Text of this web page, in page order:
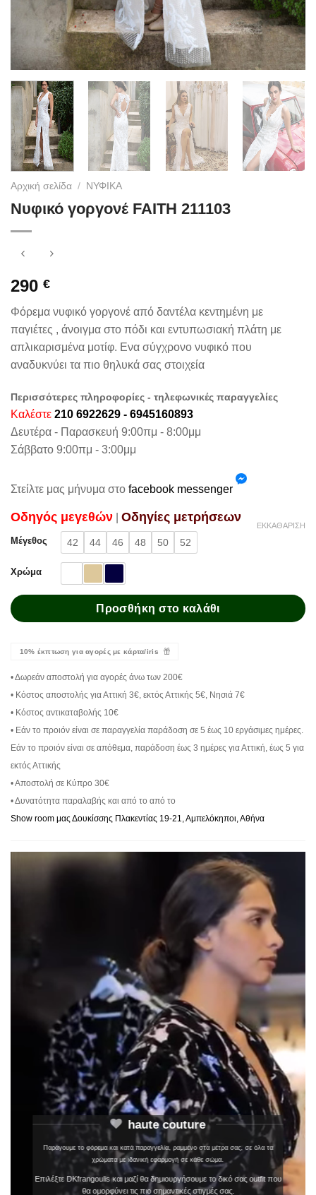
Αρχική σελίδα / ΝΥΦΙΚΑ
Νυφικό γοργονέ FAITH 211103
290 €
Φόρεμα νυφικό γοργονέ από δαντέλα κεντημένη με
παγιέτες , άνοιγμα στο πόδι και εντυπωσιακή πλάτη με
απλικαρισμένα μοτίφ. Ενα σύγχρονο νυφικό που
αναδυκνύει τα πιο θηλυκά σας στοιχεία
Περισσότερες πληροφορίες - τηλεφωνικές παραγγελίες
Καλέστε 210 6922629 - 6945160893
Δευτέρα - Παρασκευή 9:00πμ - 8:00μμ
Σάββατο 9:00πμ - 3:00μμ
Στείλτε μας μήνυμα στο facebook messenger
Oδηγός μεγεθών Oδηγίες μετρήσεων
Μέγεθος 42 44 46 48 50 52
Χρώμα
ΕΚΚΑΘΆΡΙΣΗ
Προσθήκη στο καλάθι
10% έκπτωση για αγορές με κάρτα/iris
• Δωρεάν αποστολή για αγορές άνω των 200€
• Κόστος αποστολής για Αττική 3€, εκτός Αττικής 5€, Νησιά 7€
• Κόστος αντικαταβολής 10€
• Εάν το προιόν είναι σε παραγγελία παράδοση σε 5 έως 10 εργάσιμες ημέρες.
Εάν το προιόν είναι σε απόθεμα, παράδοση έως 3 ημέρες για Αττική, έως 5 για
εκτός Αττικής
• Αποστολή σε Κύπρο 30€
• Δυνατότητα παραλαβής και από το από το
Show room μας Δουκίσσης Πλακεντίας 19-21, Αμπελόκηποι, Αθήνα
haute couture
Παράγουμε το φόρεμα και κατά παραγγελία, ραμμένο στα μέτρα σας, σε όλα τα
χρώματα με ιδανική εφαρμογή σε κάθε σώμα.
Επιλέξτε DKfrangoulis και μαζί θα δημιουργήσουμε το δικό σας outfit που
θα ομορφύνει τις πιο σημαντικές στιγμές σας.